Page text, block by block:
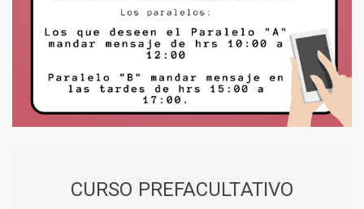
CURSO PREFACULTATIVO